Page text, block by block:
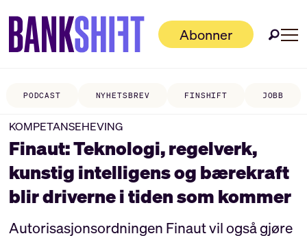
Abonner
PODCAST NYHETSBREV FINSHIFT JOBB
KOMPETANSEHEVING
Finaut: Teknologi, regelverk,
kunstig intelligens og bærekraft
blir driverne i tiden som kommer
Autorisasjonsordningen Finaut vil også gjøre